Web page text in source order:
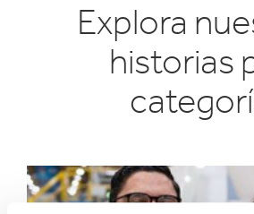
Explora
historias